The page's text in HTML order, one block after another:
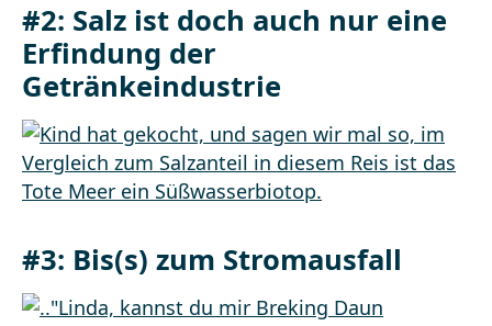
#2: Salz ist doch auch nur eine
Erfindung der
Getränkeindustrie
#3: Bis(s) zum Stromausfall